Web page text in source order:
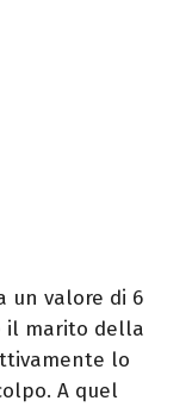
un valore di 6
il marito della
lo
A quel